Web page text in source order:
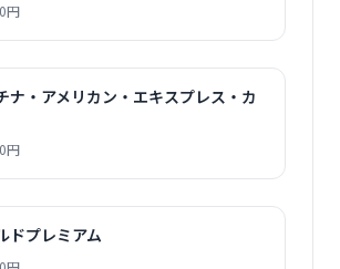
円
ナ・アメリカン・エキスプレス・カ
円
ドプレミアム